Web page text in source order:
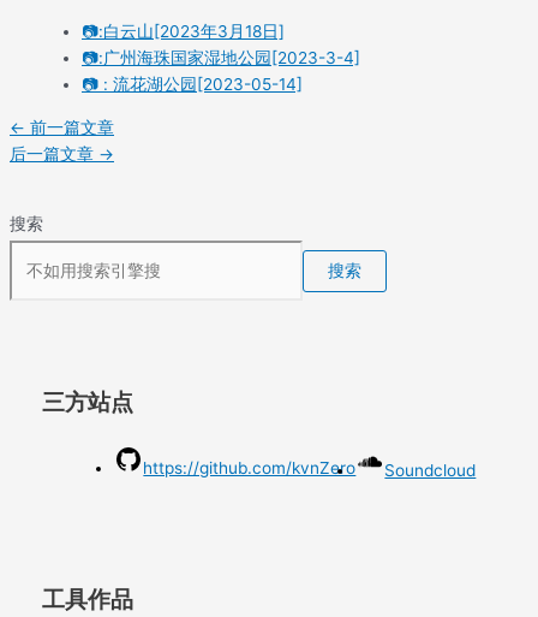
📷:白云山[2023年3月18日]
📷:广州海珠国家湿地公园[2023-3-4]
📷 : 流花湖公园[2023-05-14]
← 前一篇文章
后一篇文章 →
搜索
搜索
三方站点
https://github.com/kvnZero Soundcloud
工具作品